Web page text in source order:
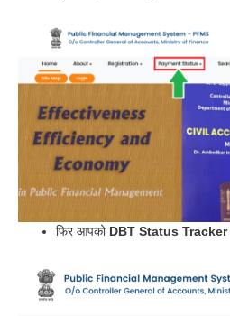
फिर आपको DBT Status Tracker